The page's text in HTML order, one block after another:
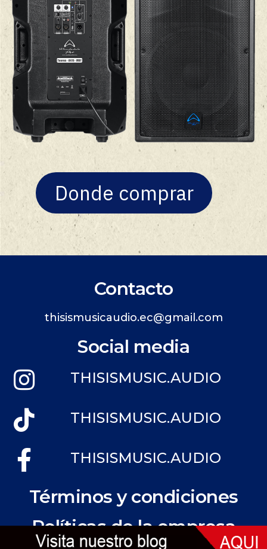
Donde comprar
Contacto
thisismusicaudio.ec@gmail.com
Social media
THISISMUSIC.AUDIO
THISISMUSIC.AUDIO
THISISMUSIC.AUDIO
Términos y condiciones
Políticas de la empresa